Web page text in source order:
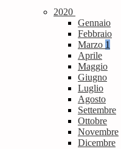
2020
Gennaio
Febbraio
Marzo 1
Aprile
Maggio
Giugno
Luglio
Agosto
Settembre
Ottobre
Novembre
Dicembre